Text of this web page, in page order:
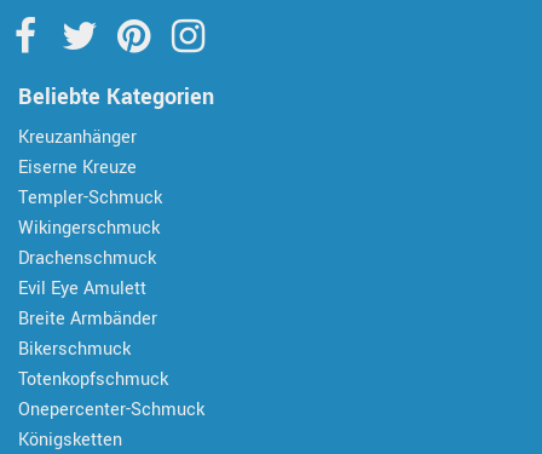
Beliebte Kategorien
Kreuzanhänger
Eiserne Kreuze
Templer-Schmuck
Wikingerschmuck
Drachenschmuck
Evil Eye Amulett
Breite Armbänder
Bikerschmuck
Totenkopfschmuck
Onepercenter-Schmuck
Königsketten